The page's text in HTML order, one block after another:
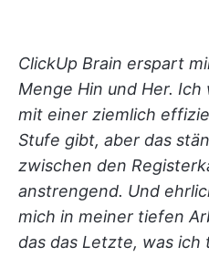
ClickUp Brain erspart
Menge Hin und Her. Ich
mit einer ziemlich
Stufe gibt, aber das
zwischen den
anstrengend. Und
mich in meiner tiefen
das das Letzte, was